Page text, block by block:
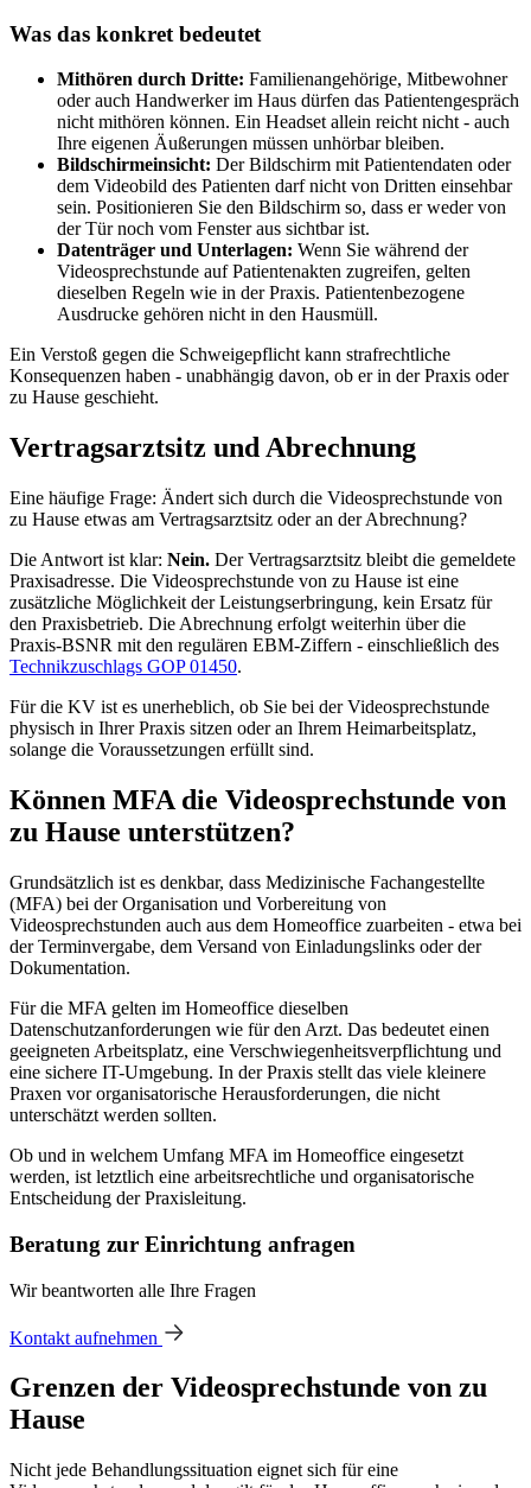
Was das konkret bedeutet
Mithören durch Dritte: Familienangehörige, Mitbewohner
oder auch Handwerker im Haus dürfen das Patientengespräch
nicht mithören können. Ein Headset allein reicht nicht - auch
Ihre eigenen Äußerungen müssen unhörbar bleiben.
Bildschirmeinsicht: Der Bildschirm mit Patientendaten oder
dem Videobild des Patienten darf nicht von Dritten einsehbar
sein. Positionieren Sie den Bildschirm so, dass er weder von
der Tür noch vom Fenster aus sichtbar ist.
Datenträger und Unterlagen: Wenn Sie während der
Videosprechstunde auf Patientenakten zugreifen, gelten
dieselben Regeln wie in der Praxis. Patientenbezogene
Ausdrucke gehören nicht in den Hausmüll.
Ein Verstoß gegen die Schweigepflicht kann strafrechtliche
Konsequenzen haben - unabhängig davon, ob er in der Praxis oder
zu Hause geschieht.
Vertragsarztsitz und Abrechnung
Eine häufige Frage: Ändert sich durch die Videosprechstunde von
zu Hause etwas am Vertragsarztsitz oder an der Abrechnung?
Die Antwort ist klar: Nein. Der Vertragsarztsitz bleibt die gemeldete
Praxisadresse. Die Videosprechstunde von zu Hause ist eine
zusätzliche Möglichkeit der Leistungserbringung, kein Ersatz für
den Praxisbetrieb. Die Abrechnung erfolgt weiterhin über die
Praxis-BSNR mit den regulären EBM-Ziffern - einschließlich des
Technikzuschlags GOP 01450.
Für die KV ist es unerheblich, ob Sie bei der Videosprechstunde
physisch in Ihrer Praxis sitzen oder an Ihrem Heimarbeitsplatz,
solange die Voraussetzungen erfüllt sind.
Können MFA die Videosprechstunde von
zu Hause unterstützen?
Grundsätzlich ist es denkbar, dass Medizinische Fachangestellte
(MFA) bei der Organisation und Vorbereitung von
Videosprechstunden auch aus dem Homeoffice zuarbeiten - etwa bei
der Terminvergabe, dem Versand von Einladungslinks oder der
Dokumentation.
Für die MFA gelten im Homeoffice dieselben
Datenschutzanforderungen wie für den Arzt. Das bedeutet einen
geeigneten Arbeitsplatz, eine Verschwiegenheitsverpflichtung und
eine sichere IT-Umgebung. In der Praxis stellt das viele kleinere
Praxen vor organisatorische Herausforderungen, die nicht
unterschätzt werden sollten.
Ob und in welchem Umfang MFA im Homeoffice eingesetzt
werden, ist letztlich eine arbeitsrechtliche und organisatorische
Entscheidung der Praxisleitung.
Beratung zur Einrichtung anfragen
Wir beantworten alle Ihre Fragen
Kontakt aufnehmen
Grenzen der Videosprechstunde von zu
Hause
Nicht jede Behandlungssituation eignet sich für eine